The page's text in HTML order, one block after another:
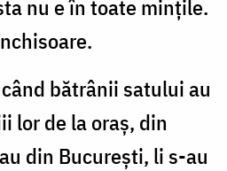
nu e în toate mințile.
bătrânii satului au
lor de la oraş, din
din București, li s-au